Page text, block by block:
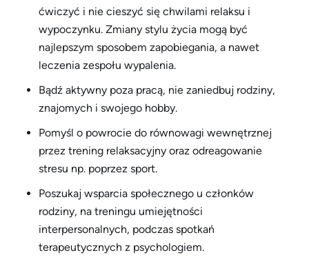
ćwiczyć i nie cieszyć się chwilami relaksu i
wypoczynku. Zmiany stylu życia mogą być
najlepszym sposobem zapobiegania, a nawet
leczenia zespołu wypalenia.
Bądź aktywny poza pracą, nie zaniedbuj rodziny,
znajomych i swojego hobby.
Pomyśl o powrocie do równowagi wewnętrznej
przez trening relaksacyjny oraz odreagowanie
stresu np. poprzez sport.
Poszukaj wsparcia społecznego u członków
rodziny, na treningu umiejętności
interpersonalnych, podczas spotkań
terapeutycznych z psychologiem.